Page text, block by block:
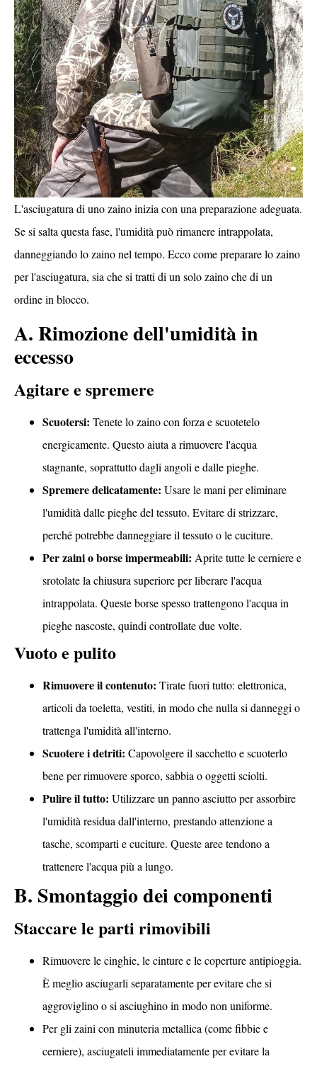
L'asciugatura di uno zaino inizia con una preparazione adeguata.
Se si salta questa fase, l'umidità può rimanere intrappolata,
danneggiando lo zaino nel tempo. Ecco come preparare lo zaino
per l'asciugatura, sia che si tratti di un solo zaino che di un
ordine in blocco.
A. Rimozione dell'umidità in
eccesso
Agitare e spremere
Scuotersi: Tenete lo zaino con forza e scuotetelo
energicamente. Questo aiuta a rimuovere l'acqua
stagnante, soprattutto dagli angoli e dalle pieghe.
Spremere delicatamente: Usare le mani per eliminare
l'umidità dalle pieghe del tessuto. Evitare di strizzare,
perché potrebbe danneggiare il tessuto o le cuciture.
Per zaini o borse impermeabili: Aprite tutte le cerniere e
srotolate la chiusura superiore per liberare l'acqua
intrappolata. Queste borse spesso trattengono l'acqua in
pieghe nascoste, quindi controllate due volte.
Vuoto e pulito
Rimuovere il contenuto: Tirate fuori tutto: elettronica,
articoli da toeletta, vestiti, in modo che nulla si danneggi o
trattenga l'umidità all'interno.
Scuotere i detriti: Capovolgere il sacchetto e scuoterlo
bene per rimuovere sporco, sabbia o oggetti sciolti.
Pulire il tutto: Utilizzare un panno asciutto per assorbire
l'umidità residua dall'interno, prestando attenzione a
tasche, scomparti e cuciture. Queste aree tendono a
trattenere l'acqua più a lungo.
B. Smontaggio dei componenti
Staccare le parti rimovibili
Rimuovere le cinghie, le cinture e le coperture antipioggia.
È meglio asciugarli separatamente per evitare che si
aggroviglino o si asciughino in modo non uniforme.
Per gli zaini con minuteria metallica (come fibbie e
cerniere), asciugateli immediatamente per evitare la